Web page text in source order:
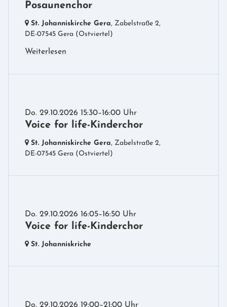
Posaunenchor
St. Johanniskirche Gera, Zabelstraße 2,
DE-07545 Gera (Ostviertel)
Weiterlesen
Do. 29.10.2026 15:30–16:00 Uhr
Voice for life-Kinderchor
St. Johanniskirche Gera, Zabelstraße 2,
DE-07545 Gera (Ostviertel)
Do. 29.10.2026 16:05–16:50 Uhr
Voice for life-Kinderchor
St. Johanniskriche
Do. 29.10.2026 19:00–21:00 Uhr